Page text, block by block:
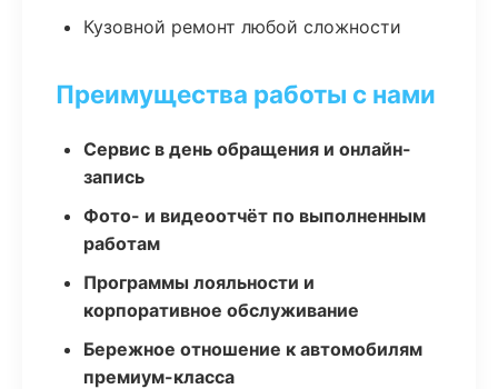
Кузовной ремонт любой сложности
Преимущества работы с нами
Сервис в день обращения и онлайн-
запись
Фото- и видеоотчёт по выполненным
работам
Программы лояльности и
корпоративное обслуживание
Бережное отношение к автомобилям
премиум-класса